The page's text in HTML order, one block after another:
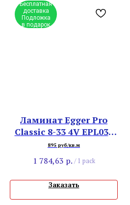
Бесплатная
доставка
Подложка
в подарок
Ламинат Egger Pro
Classic 8-33 4V EPL035
Дуб Бардолино
895 руб/кв.м
1 784,63 р. / 1 pack
Заказать